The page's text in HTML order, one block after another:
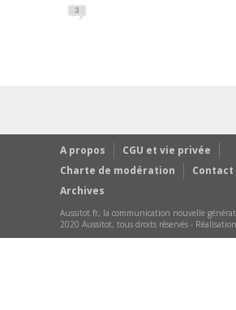
3
A propos
CGU et vie privée
Charte de modération
Contact
Archives
Aussitot.fr, la communication nouvelle
2020 Aussitot, tous droits réservés -